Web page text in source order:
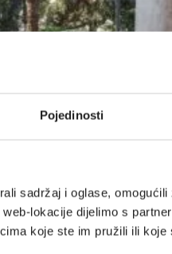
Pojedinosti
sadržaj i oglase,
lokacije dijelimo s
koje ste im pružili ili